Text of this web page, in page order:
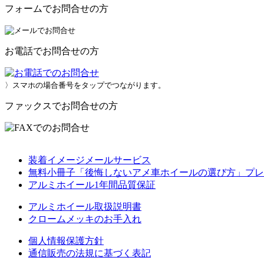
フォームでお問合せの方
お電話でお問合せの方
〉スマホの場合番号をタップでつながります。
ファックスでお問合せの方
装着イメージメールサービス
無料小冊子「後悔しないアメ車ホイールの選び方」プ
アルミホイール1年間品質保証
アルミホイール取扱説明書
クロームメッキのお手入れ
個人情報保護方針
通信販売の法規に基づく表記